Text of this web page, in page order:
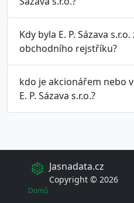
Kdy byla E. P. Sázava
obchodního rejstříku?
kdo je akcionářem nebo
E. P. Sázava s.r.o.?
Jasnadata.cz
Copyright © 2026
Domů